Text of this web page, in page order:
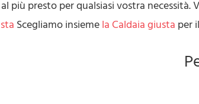
più presto per qualsiasi vostra necessità.
Scegliamo insieme la Caldaia giusta per